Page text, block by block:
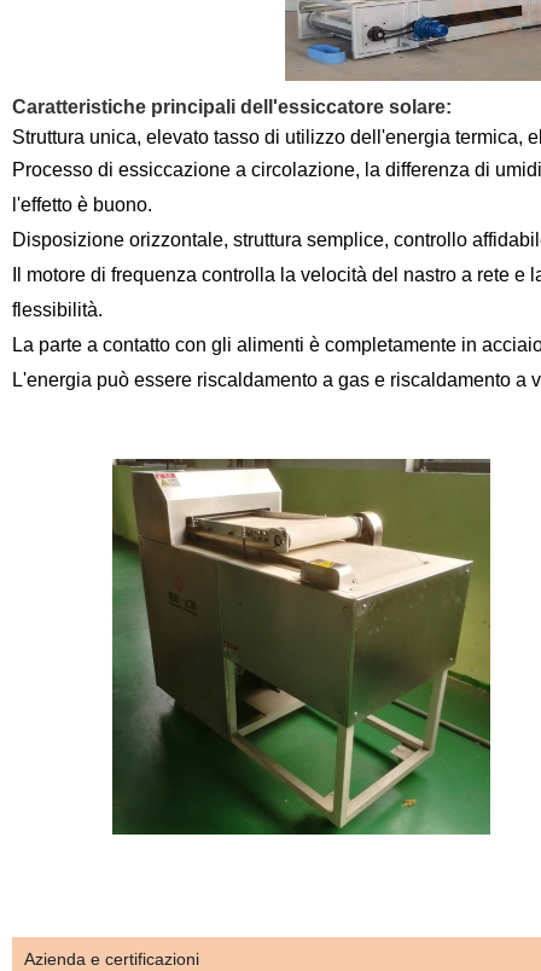
Caratteristiche principali dell'essiccatore solare:
Struttura unica, elevato tasso di utilizzo dell'energia termica,
Processo di essiccazione a circolazione, la differenza di
l'effetto è buono.
Disposizione orizzontale, struttura semplice, controllo
Il motore di frequenza controlla la velocità del nastro a rete
flessibilità.
La parte a contatto con gli alimenti è completamente in
L'energia può essere riscaldamento a gas e riscaldamento a
Azienda e certificazioni